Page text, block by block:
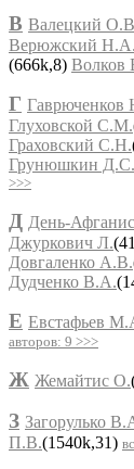
В Валецкий
Верюжский Н.А.
(666k,8) Волков
Г
Глуховской С.М.
Граховский С.Н.
Грунюшкин Д.С.
>>>
Д День-
Джуркович Л.
Довгаленко А.В.
Дудченко В.А.
Е Евстафьев
авторов: 9 >>>
Ж Жемайтис О.
З Загорулько
П.В.(1540k,31)